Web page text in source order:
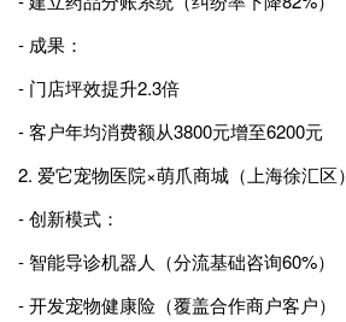
- 成果：
- 门店坪效提升2.3倍
- 客户年均消费额从3800元增至6200元
2. 爱它宠物医院×萌爪商城（上海徐汇区）
- 创新模式：
- 智能导诊机器人（分流基础咨询60%）
- 开发宠物健康险（覆盖合作商户客户）